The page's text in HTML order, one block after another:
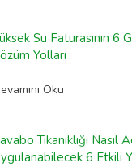
Su Faturasının 6
Yolları
Oku
Tıkanıklığı Nasıl
6 Etkili